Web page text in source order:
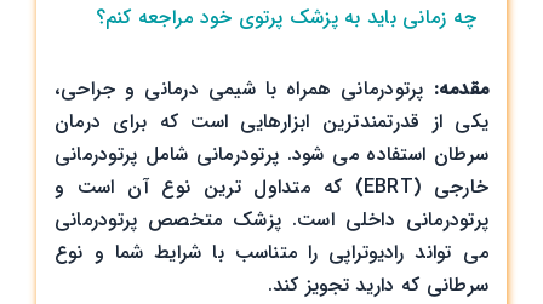
چه زمانی باید به پزشک پرتوی خود مراجعه کنم؟
مقدمه: پرتودرمانی همراه با شیمی درمانی و جراحی،
یکی از قدرتمندترین ابزارهایی است که برای درمان
سرطان استفاده می شود. پرتودرمانی شامل پرتودرمانی
خارجی (EBRT) که متداول ترین نوع آن است و
پرتودرمانی داخلی است. پزشک متخصص پرتودرمانی
می تواند رادیوتراپی را متناسب با شرایط شما و نوع
سرطانی که دارید تجویز کند.